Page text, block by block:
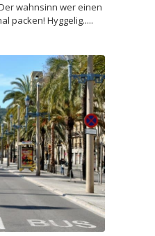
wahnsinn wer einen
packen! Hyggelig.....